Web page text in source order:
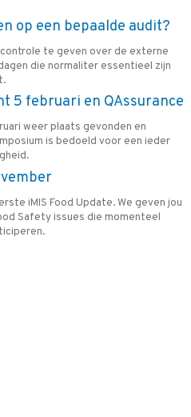
op een bepaalde audit?
te geven over de externe
die normaliter essentieel zijn
5 februari en QAssurance
weer plaats gevonden en
is bedoeld voor een ieder
iMIS Food Update. We geven jou
Safety issues die momenteel